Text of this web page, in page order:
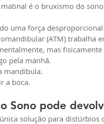
é o bruxismo do
uma força
(ATM) trabalha
mas
pela manhã.
mandíbula.
a boca.
Sono pode
solução para distúrbios